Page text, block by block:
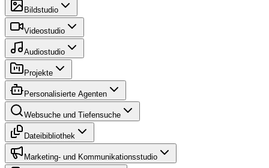
Bildstudio
Videostudio
Audiostudio
Projekte
Personalisierte Agenten
Websuche und Tiefensuche
Dateibibliothek
Marketing- und Kommunikationsstudio